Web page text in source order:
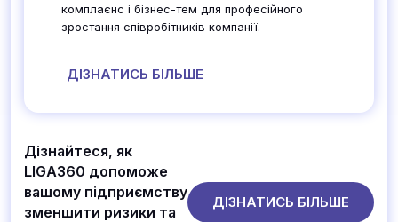
комплаєнс і бізнес-тем для професійного
зростання співробітників компанії.
ДІЗНАТИСЬ БІЛЬШЕ
Дізнайтеся, як
LIGA360 допоможе
вашому підприємству
зменшити ризики та
ДІЗНАТИСЬ БІЛЬШЕ